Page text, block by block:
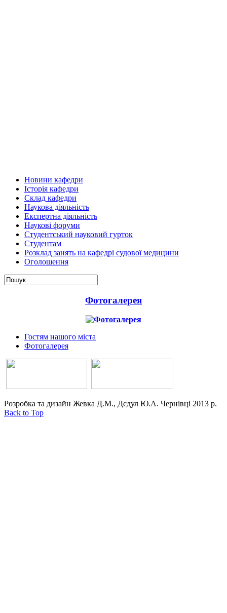
Новини кафедри
Історія кафедри
Склад кафедри
Наукова діяльність
Експертна діяльність
Наукові форуми
Студентський науковий гурток
Студентам
Розклад занять на кафедрі судової медицини
Оголошення
Фотогалерея
Гостям нашого міста
Фотогалерея
Розробка та дизайн Жевка Д.М., Дєдул Ю.А. Чернівці 2013 р.
Back to Top